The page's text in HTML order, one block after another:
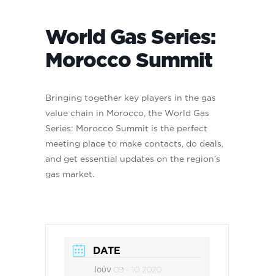
World Gas Series:
Morocco Summit
Bringing together key players in the gas
value chain in Morocco, the World Gas
Series: Morocco Summit is the perfect
meeting place to make contacts, do deals,
and get essential updates on the region’s
gas market.
DATE
Ιούν 09 - 10 2020